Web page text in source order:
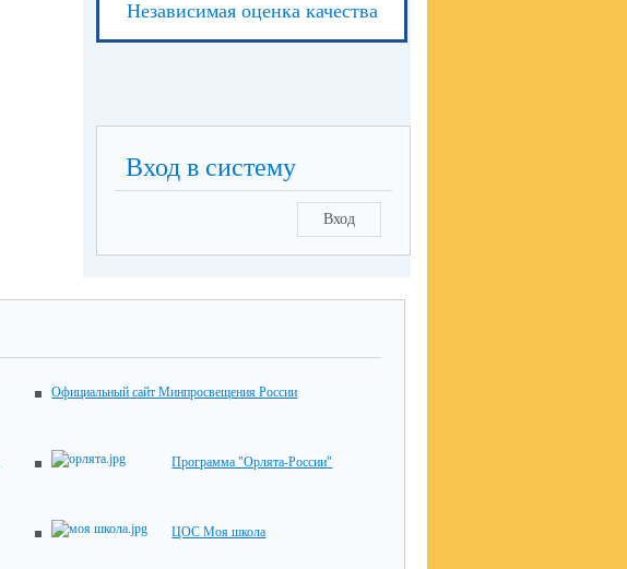
Независимая оценка качества
Вход в систему
Вход
Официальный сайт Минпросвещения России
Программа "Орлята-России"
ЦОС Моя школа